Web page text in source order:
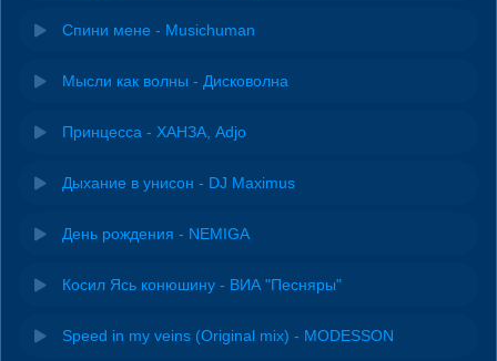
Спини мене - Musichuman
Мысли как волны - Дисковолна
Принцесса - ХАНЗА, Adjo
Дыхание в унисон - DJ Maximus
День рождения - NEMIGA
Косил Ясь конюшину - ВИА "Песняры"
Speed in my veins (Original mix) - MODESSON